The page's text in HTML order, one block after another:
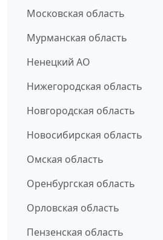
Московская область
Мурманская область
Ненецкий АО
Нижегородская область
Новгородская область
Новосибирская область
Омская область
Оренбургская область
Орловская область
Пензенская область